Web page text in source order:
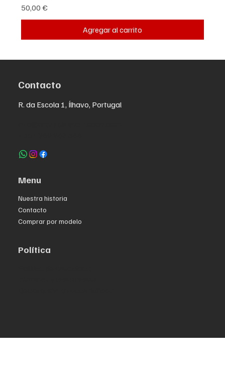
Precio
50,00 €
Agregar al carrito
Contacto
R. da Escola 1, Ílhavo, Portugal
Menu
Nuestra historia
Contacto
Comprar por modelo
Política